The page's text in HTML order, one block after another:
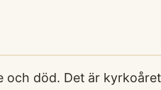
och död. Det är